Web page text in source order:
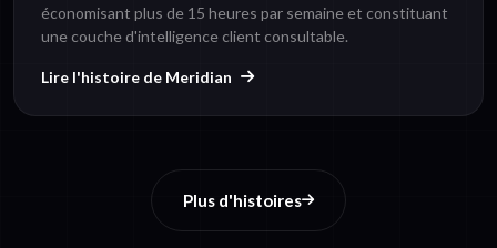
économisant plus de 15 heures par semaine et constituant
une couche d'intelligence client consultable.
Lire l'histoire de Meridian
Plus d'histoires